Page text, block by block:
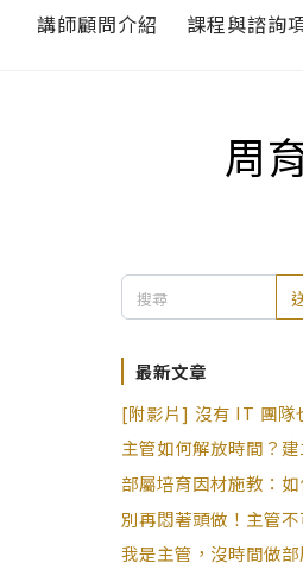
周
講師顧問介紹 課程與諮詢
最新文章
[附影片] 沒有 IT 團隊
招 AI 自動化流程｜李
主管如何解放時間？建
與「知識原子」的自動
周育如老師
部屬培育因材施教：如
1-on-1 診斷部屬的「
願」？｜周育如老師
別再悶著頭做！主管
「順便培育」日常工作
育如老師
我是主管，沒時間做部